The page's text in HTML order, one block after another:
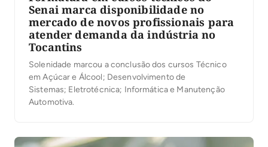
Senai marca disponibilidade no
mercado de novos profissionais para
atender demanda da indústria no
Tocantins
Solenidade marcou a conclusão dos cursos Técnico
em Açúcar e Álcool; Desenvolvimento de
Sistemas; Eletrotécnica; Informática e Manutenção
Automotiva.